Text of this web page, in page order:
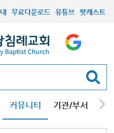
무료다운로드 유튜브 팟캐스트
커뮤니티 기관/부서 선